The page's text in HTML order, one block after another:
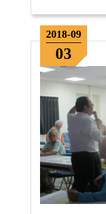
2018-09
03